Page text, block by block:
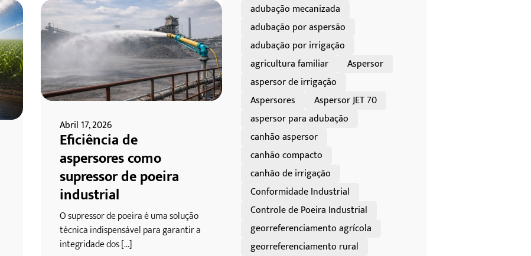
Abril 17, 2026
Eficiência de
aspersores como
supressor de poeira
industrial
O supressor de poeira é uma solução
técnica indispensável para garantir a
integridade dos [...]
adubação mecanizada
adubação por aspersão
adubação por irrigação
agricultura familiar
Aspersor
aspersor de irrigação
Aspersores
Aspersor JET 70
aspersor para adubação
canhão aspersor
canhão compacto
canhão de irrigação
Conformidade Industrial
Controle de Poeira Industrial
georreferenciamento agrícola
georreferenciamento rural